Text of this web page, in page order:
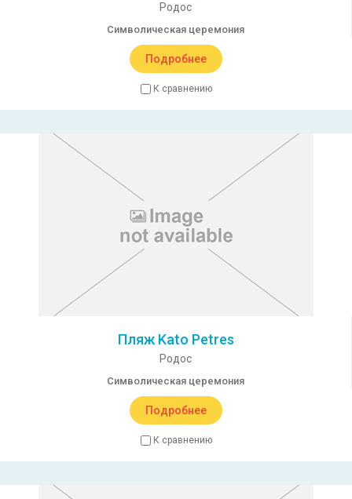
Родос
Символическая церемония
Подробнее
К сравнению
Пляж Kato Petres
Родос
Символическая церемония
Подробнее
К сравнению